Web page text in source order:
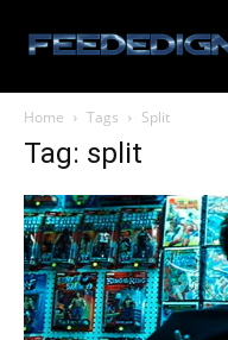
Home Tags Split
Tag: split